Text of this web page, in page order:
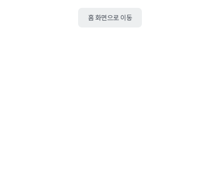
홈 화면으로 이동